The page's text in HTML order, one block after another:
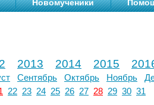
Новомученики
2013 2014 2015
Сентябрь Октябрь Ноябрь
22 23 24 25 26 27 28 29 30 31